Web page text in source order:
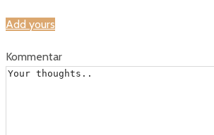
Add yours
Kommentar